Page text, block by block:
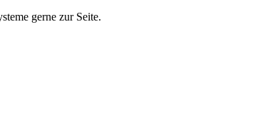
gerne zur Seite.